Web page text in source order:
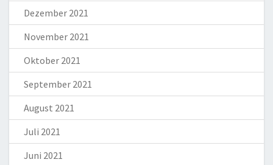
Dezember 2021
November 2021
Oktober 2021
September 2021
August 2021
Juli 2021
Juni 2021